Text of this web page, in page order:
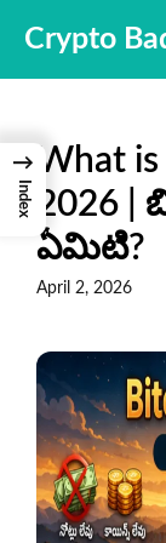
content
Crypto
What
2026
ఏమిటి?
April 2, 2026
→
Index